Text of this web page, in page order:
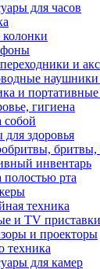
для часов
и
и
гигиена
собой
для здоровья
инвентарь
полостью рта
техника
и TV приставки
и проекторы
техника
для камер